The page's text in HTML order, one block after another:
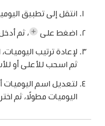
انتقل إلى تطبيق
اضغط على ، ثم
لإعادة ترتيب
ثم اسحب للأعلى أو
لتعديل اسم اليوميات
اليوميات مطولًا، ثم